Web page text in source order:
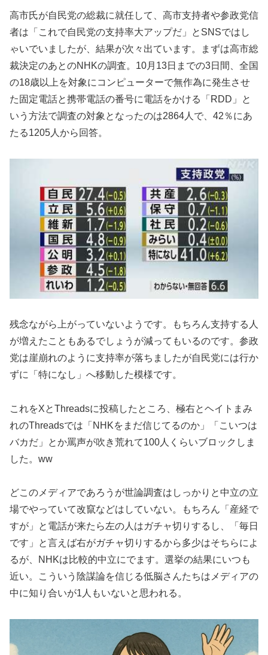
高市氏が自民党の総裁に就任して、高市支持者や参政党信
者は「これで自民党の支持率大アップだ」とSNSではし
ゃいでいましたが、結果が次々出ています。まずは高市総
裁決定のあとのNHKの調査。10月13日までの3日間、全国
の18歳以上を対象にコンピューターで無作為に発生させ
た固定電話と携帯電話の番号に電話をかける「RDD」と
いう方法で調査の対象となったのは2864人で、42％にあ
たる1205人から回答。
残念ながら上がっていないようです。もちろん支持する人
が増えたこともあるでしょうが減ってもいるのです。参政
党は崖崩れのように支持率が落ちましたが自民党には行か
ずに「特になし」へ移動した模様です。
これをXとThreadsに投稿したところ、極右とヘイトまみ
れのThreadsでは「NHKをまだ信じてるのか」「こいつは
バカだ」とか罵声が吹き荒れて100人くらいブロックしま
した。ww
どこのメディアであろうが世論調査はしっかりと中立の立
場でやっていて改竄などはしていない。もちろん「産経で
すが」と電話が来たら左の人はガチャ切りするし、「毎日
です」と言えば右がガチャ切りするから多少はそちらによ
るが、NHKは比較的中立にでます。選挙の結果にいつも
近い。こういう陰謀論を信じる低脳さんたちはメディアの
中に知り合いが1人もいないと思われる。